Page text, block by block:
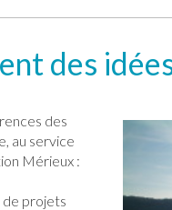
des
des
au service
Mérieux :
de projets